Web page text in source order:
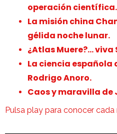
operación científica.
La misión china
gélida noche lunar.
¿Atlas Muere?… viva
La ciencia española
Rodrigo Anoro.
Caos y maravilla de
Pulsa play para conocer